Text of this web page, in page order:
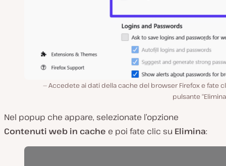
Accedete ai dati della cache del browser Firefox e fate
pulsante
Nel popup che appare, selezionate l’opzione
Contenuti web in cache e poi fate clic su Elimina: